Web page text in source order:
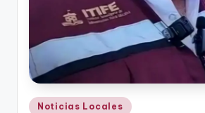
Publicado
Noticias Locales